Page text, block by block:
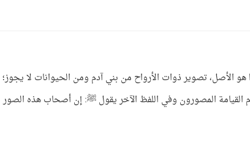
الأصل، تصوير ذوات الأرواح من بني آدم ومن الحيوانات لا يجوز؛
المصورون وفي اللفظ الآخر يقول ﷺ: إن أصحاب هذه الصور